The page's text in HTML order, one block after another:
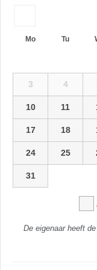
Mo Tu
3 4
10 11
17 18
24 25
31
De eigenaar heeft